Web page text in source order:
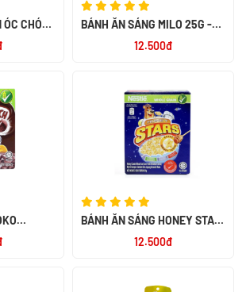
CHÓ
NUTS
BÁNH ĂN SÁNG MILO 25G -
NK PHILIPPIN
12.500đ
BÁNH ĂN SÁNG HONEY STAR
12.500đ